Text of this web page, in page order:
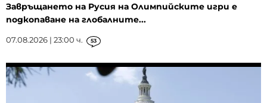
Завръщането на Русия на Олимпийските игри е
подкопаване на глобалните...
07.08.2026 | 23:00 ч. 53